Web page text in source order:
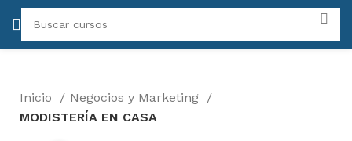
Inicio
Negocios y Marketing
MODISTERÍA EN CASA